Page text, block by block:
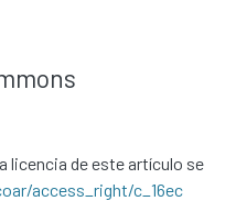
licencia de este artículo se
access_right/c_16ec